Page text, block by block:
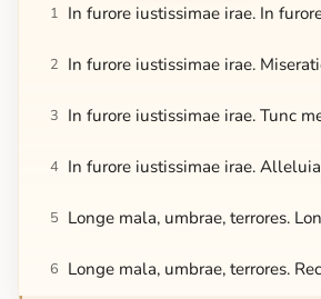
1
2
3
4 In furore iustissimae irae. Alleluia
5
6